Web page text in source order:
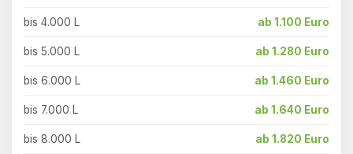
bis 4.000 L ab 1.100 Euro
bis 5.000 L ab 1.280 Euro
bis 6.000 L ab 1.460 Euro
bis 7.000 L ab 1.640 Euro
bis 8.000 L ab 1.820 Euro